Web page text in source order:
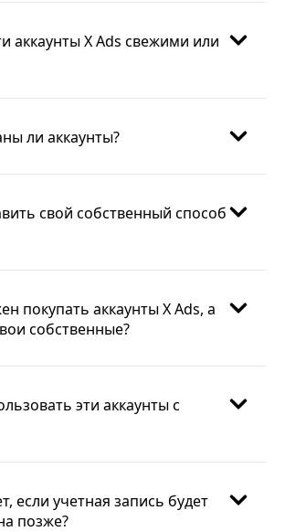
аккаунты X Ads свежими или
ли аккаунты?
свой собственный способ
покупать аккаунты X Ads, а
собственные?
эти аккаунты с
если учетная запись будет
позже?